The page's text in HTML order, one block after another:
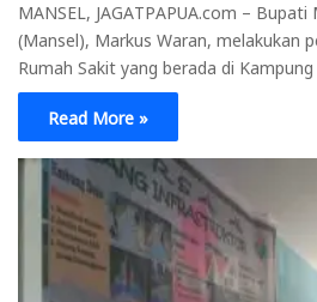
MANSEL, JAGATPAPUA.com –
(Mansel), Markus Waran, melakukan
Rumah Sakit yang berada di
Read More »